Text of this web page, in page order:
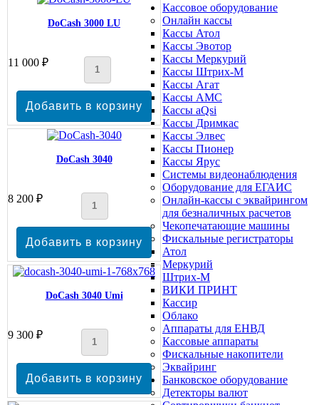
DoCash 3000 LU
11 000 ₽
DoCash 3040
8 200 ₽
DoCash 3040 Umi
9 300 ₽
Кассовое оборудование
Онлайн кассы
Кассы Атол
Кассы Эвотор
Кассы Меркурий
Кассы Штрих-М
Кассы Агат
Кассы АМС
Кассы aQsi
Кассы Дримкас
Кассы Элвес
Кассы Пионер
Кассы Ярус
Системы видеонаблюдения
Оборудование для ЕГАИС
Онлайн-кассы с эквайрингом
для безналичных расчетов
Чекопечатающие машины
Фискальные регистраторы
Атол
Меркурий
Штрих-М
ВИКИ ПРИНТ
Кассир
Облако
Аппараты для ЕНВД
Кассовые аппараты
Фискальные накопители
Эквайринг
Банковское оборудование
Детекторы валют